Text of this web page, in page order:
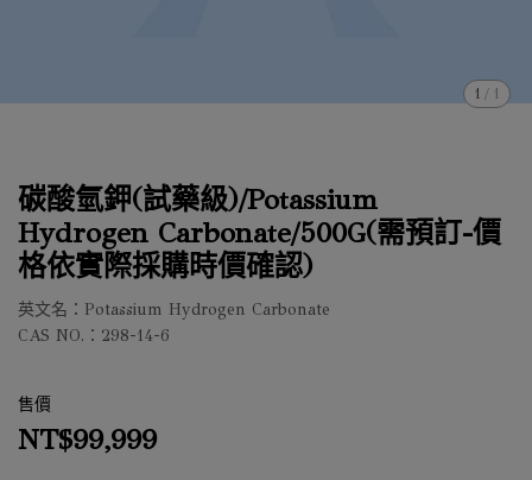
1 / 1
碳酸氫鉀(試藥級)/Potassium
Hydrogen Carbonate/500G(需預訂-價
格依實際採購時價確認)
英文名：Potassium Hydrogen Carbonate
CAS NO.：298-14-6
售價
NT$99,999